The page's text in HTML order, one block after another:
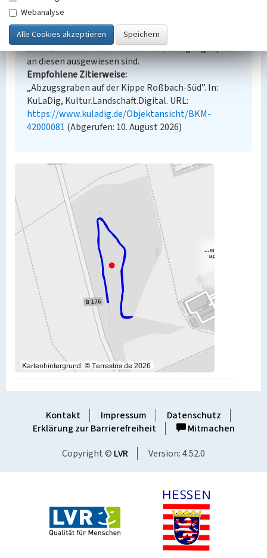
Der hier präsentierte Inhalt steht unter der freien
Lizenz dl-by-de/2.0 (Namensnennung). Die
angezeigten Medien unterliegen möglicherweise
zusätzlichen urheberrechtlichen Bedingungen, die
an diesen ausgewiesen sind.
Empfohlene Zitierweise
„Abzugsgraben auf der Kippe Roßbach-Süd”. In:
KuLaDig, Kultur.Landschaft.Digital. URL:
https://www.kuladig.de/Objektansicht/BKM-
42000081 (Abgerufen: 10. August 2026)
Kontakt Impressum
Datenschutz
Erklärung zur Barrierefreiheit
Mitmachen
Copyright © LVR Version: 4.52.0
Webanalyse